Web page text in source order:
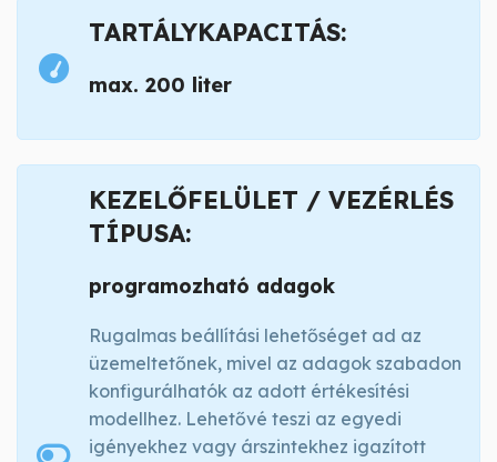
TARTÁLYKAPACITÁS:
max. 200 liter
KEZELŐFELÜLET / VEZÉRLÉS
TÍPUSA:
programozható adagok
Rugalmas beállítási lehetőséget ad az
üzemeltetőnek, mivel az adagok szabadon
konfigurálhatók az adott értékesítési
modellhez. Lehetővé teszi az egyedi
igényekhez vagy árszintekhez igazított